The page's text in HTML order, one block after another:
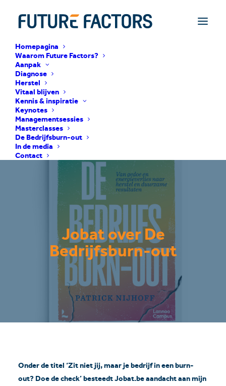
Homepagina
Waarom Future Factors?
Aanpak
Diagnose
Herstel
Vitaal blijven
Kennis & inspiratie
Keynotes
Managementsessies
Masterclasses
De Bedrijfsburn-out
In de media
Contact
Jobat over De
Bedrijfsburn-out
Onder de titel ‘Zit niet jij, maar je bedrijf in een burn-
out? Doe de check’ besteedt Jobat.be aandacht aan mijn